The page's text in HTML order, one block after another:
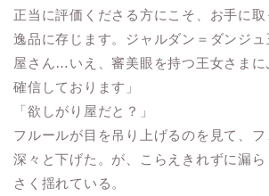
正当に評価くださる方にこそ、お手に
逸品に存じます。ジャルダン＝ダンジュ
屋さん…いえ、審美眼を持つ王女さまに
確信しております」
「欲しがり屋だと？」
フルールが目を吊り上げるのを見て、
深々と下げた。が、こらえきれずに漏
さく揺れている。